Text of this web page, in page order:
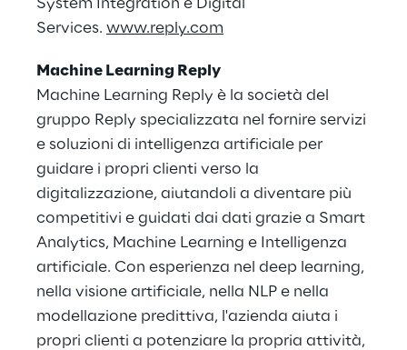
System Integration e Digital
Services. www.reply.com
Machine Learning Reply
Machine Learning Reply è la società del
gruppo Reply specializzata nel fornire servizi
e soluzioni di intelligenza artificiale per
guidare i propri clienti verso la
digitalizzazione, aiutandoli a diventare più
competitivi e guidati dai dati grazie a Smart
Analytics, Machine Learning e Intelligenza
artificiale. Con esperienza nel deep learning,
nella visione artificiale, nella NLP e nella
modellazione predittiva, l'azienda aiuta i
propri clienti a potenziare la propria attività,